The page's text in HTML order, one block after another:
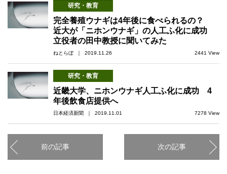
研究・教育
完全養殖ウナギは4年後に食べられるの？
近大が「ニホンウナギ」の人工ふ化に成功
立役者の田中教授に聞いてみた
ねとらぼ ｜ 2019.11.26 2441 View
研究・教育
近畿大学、ニホンウナギ人工ふ化に成功 4
年後飲食店提供へ
日本経済新聞 ｜ 2019.11.01 7278 View
前の記事 次の記事